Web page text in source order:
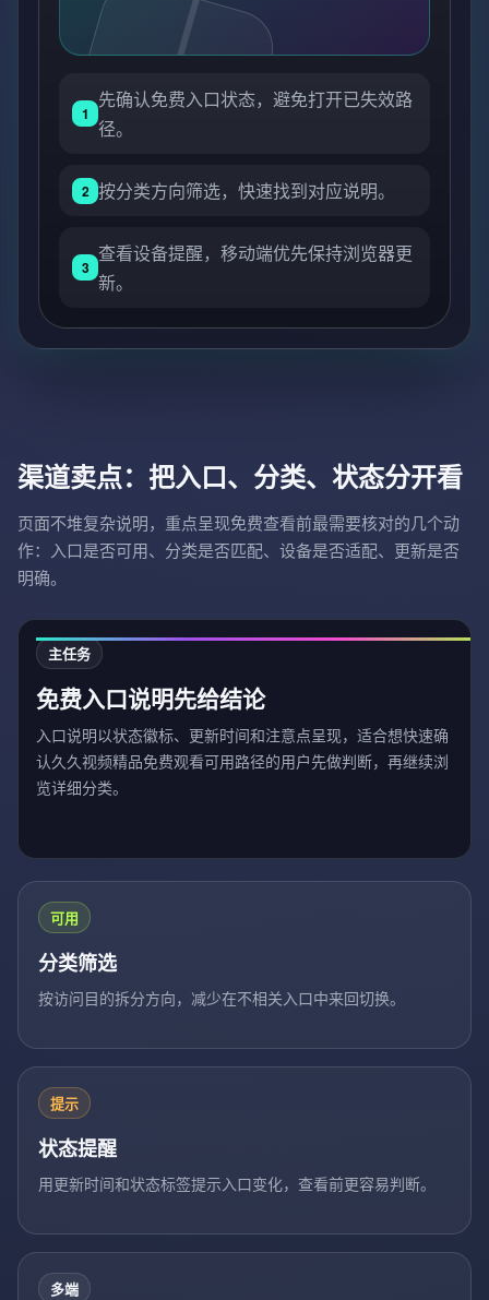
1
先确认免费入口状态，避免打开已失效路
径。
2 按分类方向筛选，快速找到对应说明。
3
查看设备提醒，移动端优先保持浏览器更
新。
渠道卖点：把入口、分类、状态分开看
页面不堆复杂说明，重点呈现免费查看前最需要核对的几个动
作：入口是否可用、分类是否匹配、设备是否适配、更新是否
明确。
主任务
免费入口说明先给结论
入口说明以状态徽标、更新时间和注意点呈现，适合想快速确
认久久视频精品免费观看可用路径的用户先做判断，再继续浏
览详细分类。
可用
分类筛选
按访问目的拆分方向，减少在不相关入口中来回切换。
提示
状态提醒
用更新时间和状态标签提示入口变化，查看前更容易判断。
多端